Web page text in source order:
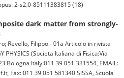
2-s2.0-85111383815 (18)
dark matter from strongly-
Revello, Filippo - 01a Articolo in rivista
PHYSICS (Societa Italiana di Fisica:Via
Bologna Italy:011 39 051 331554, EMAIL:
Fax: 011 39 051 581340 SISSA, Scuola